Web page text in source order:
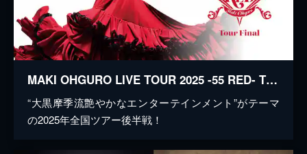
MAKI OHGURO LIVE TOUR 2025 -55 RED- TOUR FINAL
“大黒摩季流艶やかなエンターテインメント”がテーマ
の2025年全国ツアー後半戦！